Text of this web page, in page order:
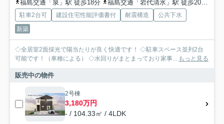
福島交通「泉」駅 徒歩18分
福島交通「岩代清水」駅 徒歩20分
駐車2台可 建設住宅性能評価書付 耐震構造
公共下水
新築
◇全居室2面採光で陽当たりが良く快適です！ ◇駐車スペース並列2台
可能です！（車種による） ◇水回りがまとまっており家事... もっと見る
販売中の物件
2号棟
3,180万円
- / 104.33㎡ / 4LDK